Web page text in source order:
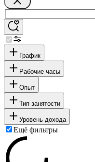
График
Рабочие часы
Опыт
Тип занятости
Уровень дохода
Ещё фильтры